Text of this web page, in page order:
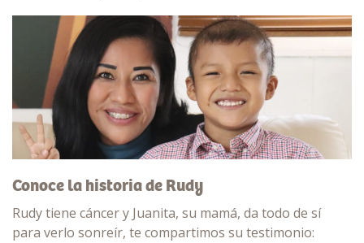
Conoce la historia de Rudy
Rudy tiene cáncer y Juanita, su mamá, da todo de sí
para verlo sonreír, te compartimos su testimonio: